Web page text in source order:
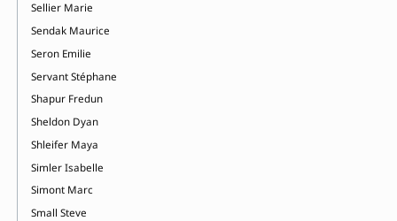
Sellier Marie
Sendak Maurice
Seron Emilie
Servant Stéphane
Shapur Fredun
Sheldon Dyan
Shleifer Maya
Simler Isabelle
Simont Marc
Small Steve